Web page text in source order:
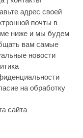
адрес своей
почты в
ниже и мы будем
вам самые
новости
на обработку
сайта